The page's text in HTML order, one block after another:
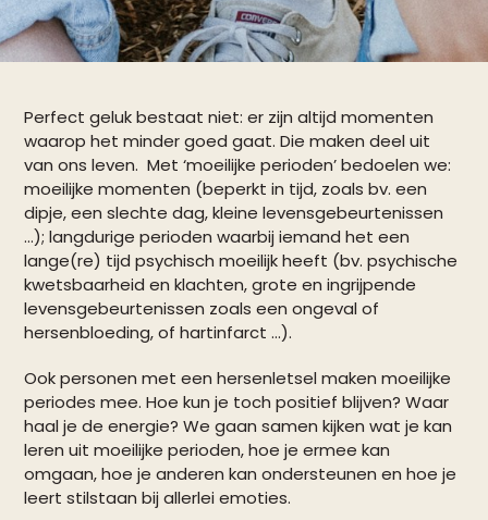
Perfect geluk bestaat niet: er zijn altijd momenten
waarop het minder goed gaat. Die maken deel uit
van ons leven. Met ‘moeilijke perioden’ bedoelen we:
moeilijke momenten (beperkt in tijd, zoals bv. een
dipje, een slechte dag, kleine levensgebeurtenissen
…); langdurige perioden waarbij iemand het een
lange(re) tijd psychisch moeilijk heeft (bv. psychische
kwetsbaarheid en klachten, grote en ingrijpende
levensgebeurtenissen zoals een ongeval of
hersenbloeding, of hartinfarct …).
Ook personen met een hersenletsel maken moeilijke
periodes mee. Hoe kun je toch positief blijven? Waar
haal je de energie? We gaan samen kijken wat je kan
leren uit moeilijke perioden, hoe je ermee kan
omgaan, hoe je anderen kan ondersteunen en hoe je
leert stilstaan bij allerlei emoties.